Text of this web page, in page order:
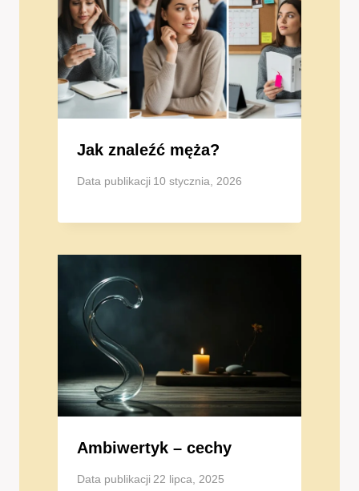
Jak znaleźć męża?
Data publikacji 10 stycznia, 2026
Ambiwertyk – cechy
Data publikacji 22 lipca, 2025